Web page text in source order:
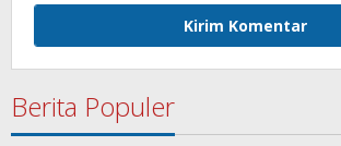
Berita Populer